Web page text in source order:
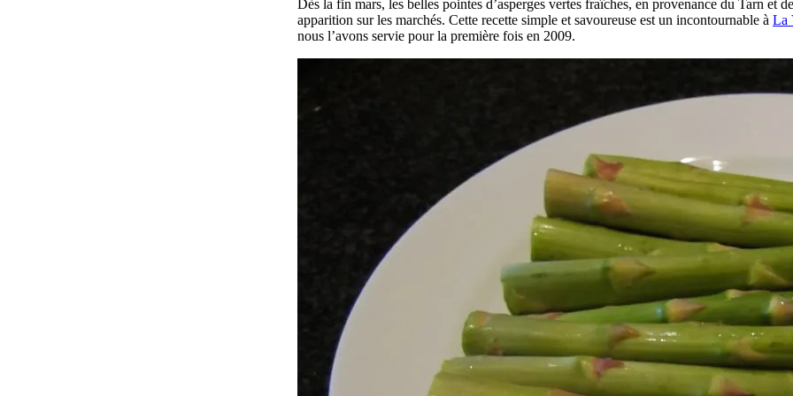
Dès la fin mars, les belles pointes d’asperges vertes fraîches, en provenance du Tarn et
apparition sur les marchés. Cette recette simple et savoureuse est un incontournable à La
nous l’avons servie pour la première fois en 2009.